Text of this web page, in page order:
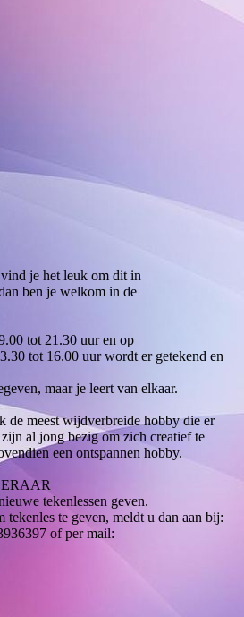
je het leuk om dit in
ben je welkom in de
tot 21.30 uur en op
tot 16.00 uur wordt er getekend en
maar je leert van elkaar.
de meest wijdverbreide hobby die er
al jong bezig om zich creatief te
een ontspannen hobby.
tekenlessen geven.
tekenles te geven, meldt u dan aan bij:
of per mail: